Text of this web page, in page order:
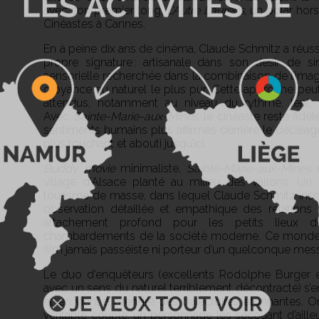
avec son premier long,L’Autre Laurens, un polar
Cinéastes à Cannes.
En à peine dix ans de cinéma, Claude Schmitz a
propre signature : artisanale dans son désir de
sensorielle recherchée dans la combinaison de
croyance au naturel le plus pur. Cette approche
attendus, notamment au niveau du rythme, lent,
Avec
Sainte-Marie-aux-Mines
, le cinéaste reste
sentiments humains plus affirmés derrière le
plus touchant et abouti jusqu’ici.
Buddy movieminimaliste, Sainte-Marie-aux-Mines
village d’Alsace planté au milieu des vallons.
tourisme de masse, dans lequel Claude Schmitz
observation détaillée et empathique des
attachement profond pour les petits lieux
chambardements de la société moderne. Ce
film jamais passéiste ni porteur d’un quelconque
Le duo d’enquêteurs (excellents Rodolphe
avec un sens du naturel terriblement décontracté)
et en vient à prendre des trajectoires étonnantes.
véritable couple, un personnage les secouant